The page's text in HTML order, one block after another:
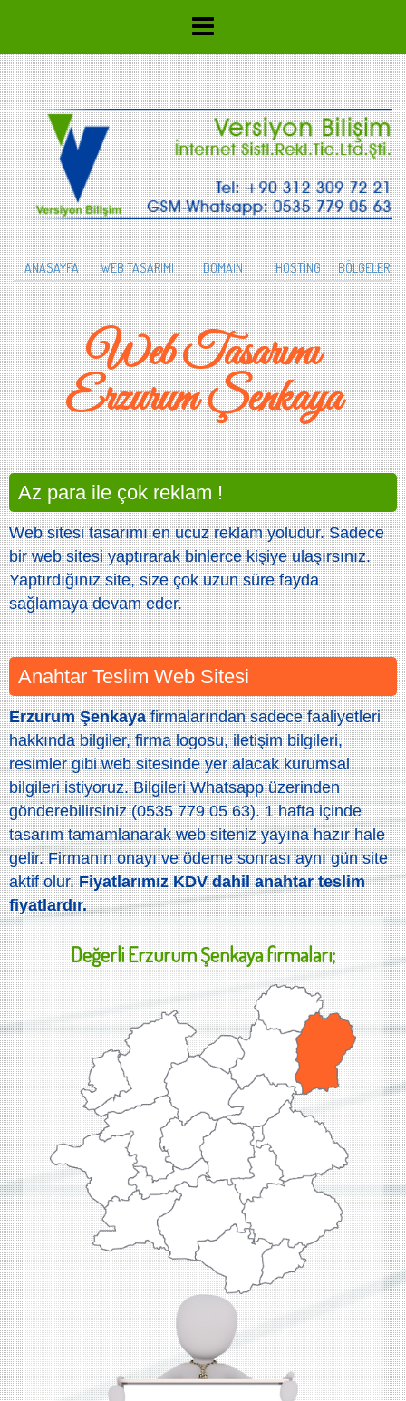
ANASAYFA WEB TASARIMI DOMAİN HOSTİNG BÖLGELER
Web Tasarımı
Erzurum Şenkaya
Az para ile çok reklam !
Web sitesi tasarımı en ucuz reklam yoludur. Sadece
bir web sitesi yaptırarak binlerce kişiye ulaşırsınız.
Yaptırdığınız site, size çok uzun süre fayda
sağlamaya devam eder.
Anahtar Teslim Web Sitesi
Erzurum Şenkayafirmalarından sadece faaliyetleri
hakkında bilgiler, firma logosu, iletişim bilgileri,
resimler gibi web sitesinde yer alacak kurumsal
bilgileri istiyoruz. Bilgileri Whatsapp üzerinden
gönderebilirsiniz (0535 779 05 63). 1 hafta içinde
tasarım tamamlanarak web siteniz yayına hazır hale
gelir. Firmanın onayı ve ödeme sonrası aynı gün site
aktif olur.Fiyatlarımız KDV dahil anahtar teslim
fiyatlardır.
DeğerliErzurum Şenkayafirmaları;